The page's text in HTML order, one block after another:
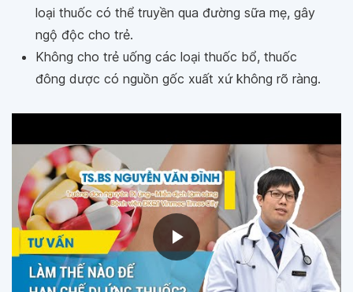
loại thuốc có thể truyền qua đường sữa mẹ, gây
ngộ độc cho trẻ.
Không cho trẻ uống các loại thuốc bổ, thuốc
đông dược có nguồn gốc xuất xứ không rõ ràng.